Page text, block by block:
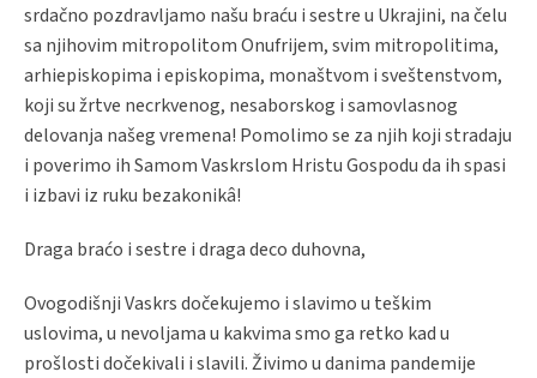
srdačno pozdravljamo našu braću i sestre u Ukrajini, na čelu
sa njihovim mitropolitom Onufrijem, svim mitropolitima,
arhiepiskopima i episkopima, monaštvom i sveštenstvom,
koji su žrtve necrkvenog, nesaborskog i samovlasnog
delovanja našeg vremena! Pomolimo se za njih koji stradaju
i poverimo ih Samom Vaskrslom Hristu Gospodu da ih spasi
i izbavi iz ruku bezakonikâ!
Draga braćo i sestre i draga deco duhovna,
Ovogodišnji Vaskrs dočekujemo i slavimo u teškim
uslovima, u nevoljama u kakvima smo ga retko kad u
prošlosti dočekivali i slavili. Živimo u danima pandemije